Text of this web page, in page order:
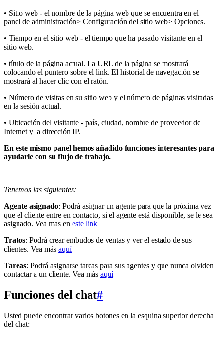
• Sitio web - el nombre de la página web que se encuentra en el
panel de administración> Configuración del sitio web> Opciones.
• Tiempo en el sitio web - el tiempo que ha pasado visitante en el
sitio web.
• título de la página actual. La URL de la página se mostrará
colocando el puntero sobre el link. El historial de navegación se
mostrará al hacer clic con el ratón.
• Número de visitas en su sitio web y el número de páginas visitadas
en la sesión actual.
• Ubicación del visitante - país, ciudad, nombre de proveedor de
Internet y la dirección IP.
En este mismo panel hemos añadido funciones interesantes para
ayudarle con su flujo de trabajo.
Tenemos las siguientes:
Agente asignado: Podrá asignar un agente para que la próxima vez
que el cliente entre en contacto, si el agente está disponible, se le sea
asignado. Vea mas en este link
Tratos: Podrá crear embudos de ventas y ver el estado de sus
clientes. Vea más aquí
Tareas: Podrá asignarse tareas para sus agentes y que nunca olviden
contactar a un cliente. Vea más aquí
Funciones del chat#
Usted puede encontrar varios botones en la esquina superior derecha
del chat: